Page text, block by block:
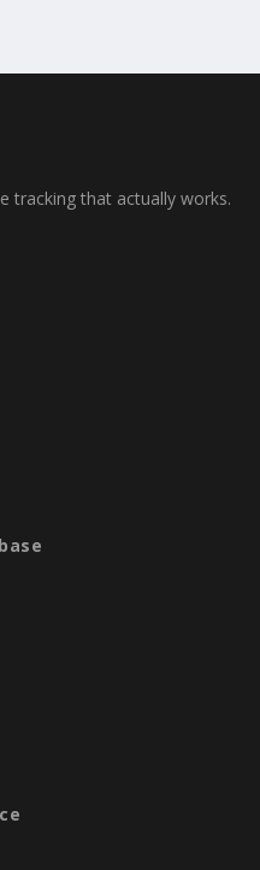
tracking that actually works.